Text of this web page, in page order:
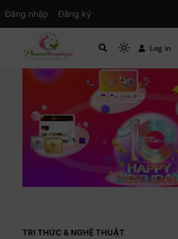
MXH PHỤ
Mạng xã hội Kinh tế
Log in
TRI THỨC & NGHỆ THUẬT
Đăng nhập Đăng ký